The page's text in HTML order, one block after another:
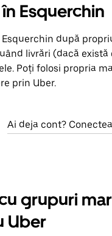
Esquerchin
după
livrări (dacă există
Poți folosi propria
prin Uber.
Ai deja cont?
grupuri
Uber